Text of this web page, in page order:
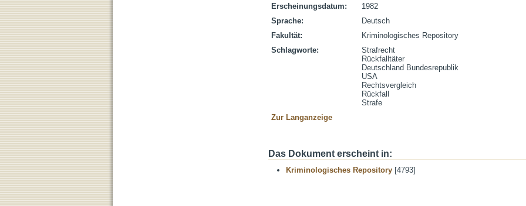
Erscheinungsdatum:
1982
Sprache:
Deutsch
Fakultät:
Kriminologisches Repository
Schlagworte:
Strafrecht
Rückfalltäter
Deutschland Bundesrepublik
USA
Rechtsvergleich
Rückfall
Strafe
Zur Langanzeige
Das Dokument erscheint in:
Kriminologisches Repository [4793]